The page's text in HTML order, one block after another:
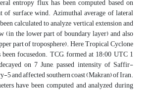
entropy flux has been computed based on
of surface wind. Azimuthal average of lateral
calculated to analyze vertical extension and
(in the lower part of boundary layer) and also
part of troposphere). Here, Tropical Cyclone
focusedon. TCG, formed at 18:00 UTC 1
on 7 June, passed intensity of Saffir-
5 and affected southern coast (Makran) of Iran.
have been computed and analyzed during